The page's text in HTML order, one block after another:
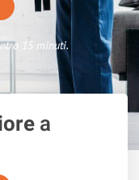
15 minuti.
a